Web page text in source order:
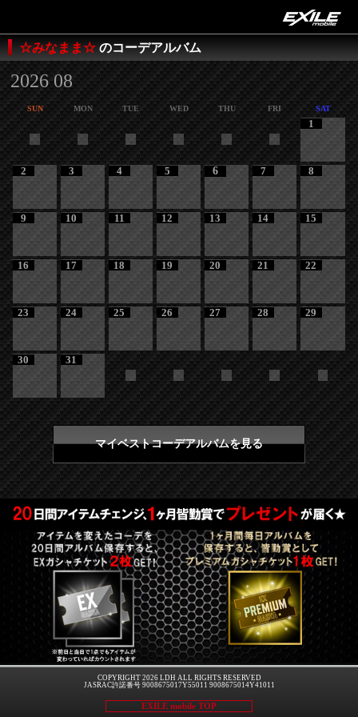
☆みなまま☆ のコーデアルバム
2026 08
SUN MON TUE WED THU FRI SAT
1
2 3 4 5 6 7 8
9 10 11 12 13 14 15
16 17 18 19 20 21 22
23 24 25 26 27 28 29
30 31
マイベストコーデアルバムを見る
COPYRIGHT 2026 LDH ALL RIGHTS RESERVED
JASRAC許諾番号 9008675017Y55011 9008675014Y41011
EXILE mobile TOP